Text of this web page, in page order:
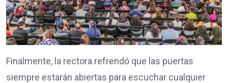
Finalmente, la rectora refrendó que las puertas
siempre estarán abiertas para escuchar cualquier